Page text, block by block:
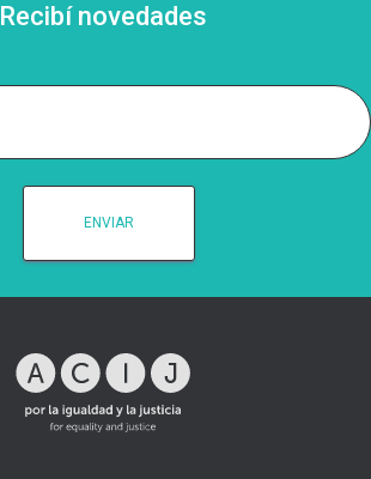
Recibí novedades